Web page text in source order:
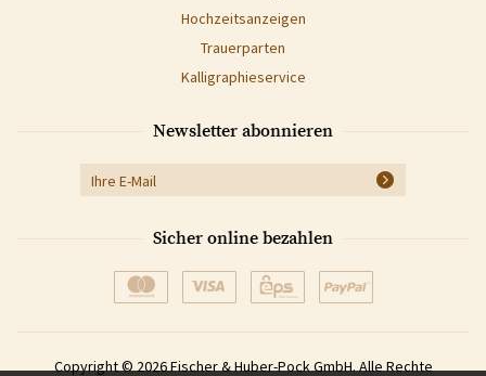
Hochzeitsanzeigen
Trauerparten
Kalligraphieservice
Newsletter abonnieren
Sicher online bezahlen
Copyright © 2026 Fischer & Huber-Pock GmbH. Alle Rechte